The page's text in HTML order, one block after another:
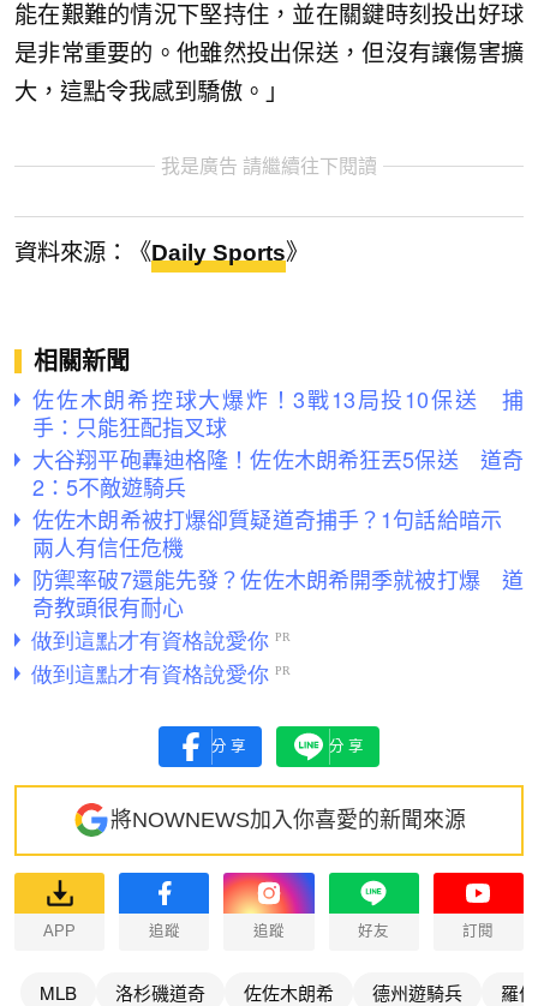
能在艱難的情況下堅持住，並在關鍵時刻投出好球
是非常重要的。他雖然投出保送，但沒有讓傷害擴
大，這點令我感到驕傲。」
我是廣告 請繼續往下閱讀
資料來源：《Daily Sports》
相關新聞
佐佐木朗希控球大爆炸！3戰13局投10保送 捕
手：只能狂配指叉球
大谷翔平砲轟迪格隆！佐佐木朗希狂丟5保送 道奇
2：5不敵遊騎兵
佐佐木朗希被打爆卻質疑道奇捕手？1句話給暗示
兩人有信任危機
防禦率破7還能先發？佐佐木朗希開季就被打爆 道
奇教頭很有耐心
分享 分享
將NOWNEWS加入你喜愛的新聞來源
APP 追蹤 追蹤 好友 訂閱
MLB 洛杉磯道奇 佐佐木朗希 德州遊騎兵 羅